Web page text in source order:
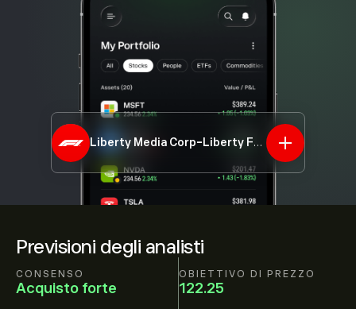
Previsioni degli analisti
CONSENSO
Acquisto forte
OBIETTIVO DI PREZZO
122.25
Liberty Media Corp-Liberty Formula One -C